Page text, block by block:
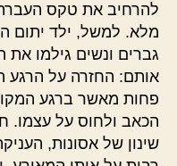
להרחיב את טקס
מלא. למשל, ילד יתום
גברים ונשים גילמו את
אותם: החזרה על הרגע
פחות מאשר ברגע
הכאב ולחוס על עצמו.
שינון של אסונות,